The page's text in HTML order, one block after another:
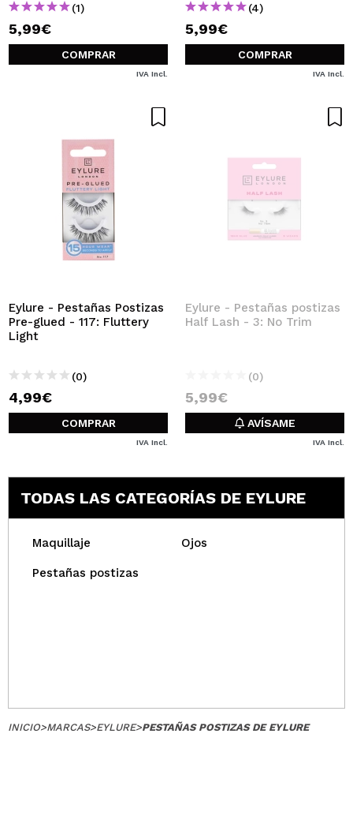
(1)
5,99€
COMPRAR
IVA Incl.
(4)
5,99€
COMPRAR
IVA Incl.
Eylure - Pestañas Postizas
Pre-glued - 117: Fluttery
Light
(0)
4,99€
COMPRAR
IVA Incl.
Eylure - Pestañas postizas
Half Lash - 3: No Trim
(0)
5,99€
AVÍSAME
IVA Incl.
TODAS LAS CATEGORÍAS DE EYLURE
Maquillaje Ojos
Pestañas postizas
INICIO>MARCAS>EYLURE>PESTAÑAS POSTIZAS DE EYLURE